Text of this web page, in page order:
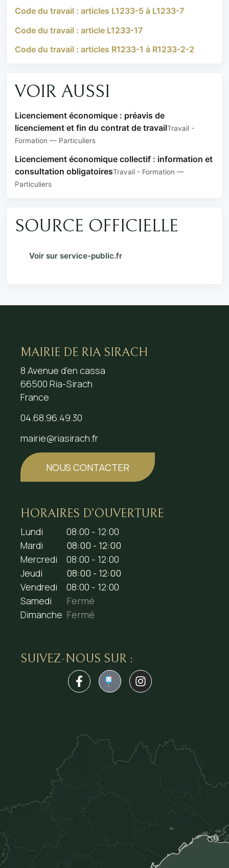
Code du travail : articles L1233-5 à L1233-7
Code du travail : article L1233-17
Code du travail : articles R1233-1 à R1233-2-2
VOIR AUSSI
Licenciement économique : préavis de
licenciement et fin du contrat de travailTravail -
Formation — Particuliers
Licenciement économique collectif : information et
consultation obligatoiresTravail - Formation —
Particuliers
SOURCE OFFICIELLE
Voir sur service-public.fr
MAIRIE DE RIA SIRACH
8 Avenue d’en cassa
66500 Ria-Sirach
France
04.68.96.49.30
mairie@riasirach.fr
NOUS CONTACTER
HORAIRES D’OUVERTURE
Lundi
08:00 - 12:00
Mardi
08:00 - 12:00
Mercredi
08:00 - 12:00
Jeudi
08:00 - 12:00
Vendredi
08:00 - 12:00
Samedi
Fermé
Dimanche Fermé
SUIVEZ-NOUS SUR :
1